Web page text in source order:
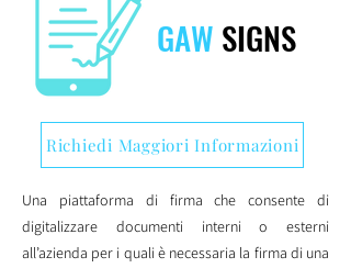
GAW SIGNS
Richiedi Maggiori Informazioni
Una piattaforma di firma che consente di
digitalizzare documenti interni o esterni
all’azienda per i quali è necessaria la firma di una